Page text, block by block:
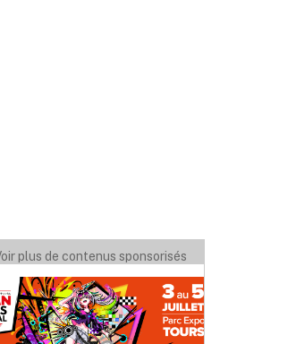
plus de contenus sponsorisés